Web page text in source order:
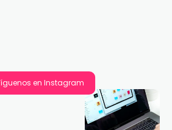
en Instagram